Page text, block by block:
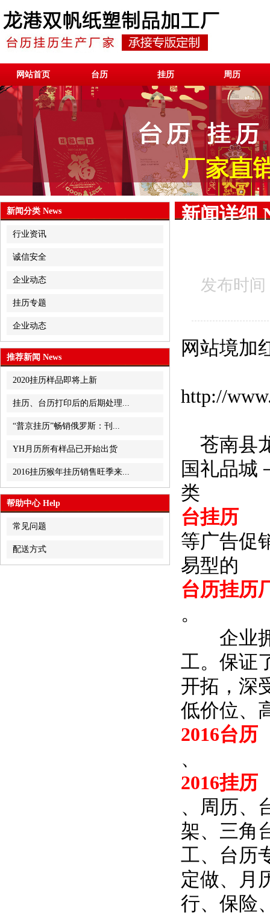
网站首页 台历 挂历 周历
新闻分类 News
行业资讯
诚信安全
企业动态
挂历专题
企业动态
推荐新闻 News
2020挂历样品即将上新
挂历、台历打印后的后期处理...
“普京挂历”畅销俄罗斯：刊...
YH月历所有样品已开始出货
2016挂历猴年挂历销售旺季来...
帮助中心 Help
常见问题
配送方式
新闻详细
发布时
网站境加
http://
苍南县
国礼品城
类
台挂历
等广告促
易型的
台历挂历
。
企业拥
工。保证
开拓，深
低价位、
2016台历
、
2016挂历
、周历、
架、三角
工、台历
定做、月
行、保险